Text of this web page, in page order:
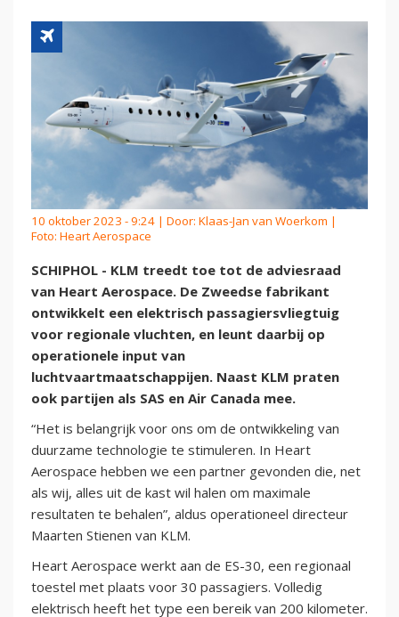
10 oktober 2023 - 9:24 | Door: Klaas-Jan van Woerkom |
Foto: Heart Aerospace
SCHIPHOL - KLM treedt toe tot de adviesraad
van Heart Aerospace. De Zweedse fabrikant
ontwikkelt een elektrisch passagiersvliegtuig
voor regionale vluchten, en leunt daarbij op
operationele input van
luchtvaartmaatschappijen. Naast KLM praten
ook partijen als SAS en Air Canada mee.
“Het is belangrijk voor ons om de ontwikkeling van
duurzame technologie te stimuleren. In Heart
Aerospace hebben we een partner gevonden die, net
als wij, alles uit de kast wil halen om maximale
resultaten te behalen”, aldus operationeel directeur
Maarten Stienen van KLM.
Heart Aerospace werkt aan de ES-30, een regionaal
toestel met plaats voor 30 passagiers. Volledig
elektrisch heeft het type een bereik van 200 kilometer.